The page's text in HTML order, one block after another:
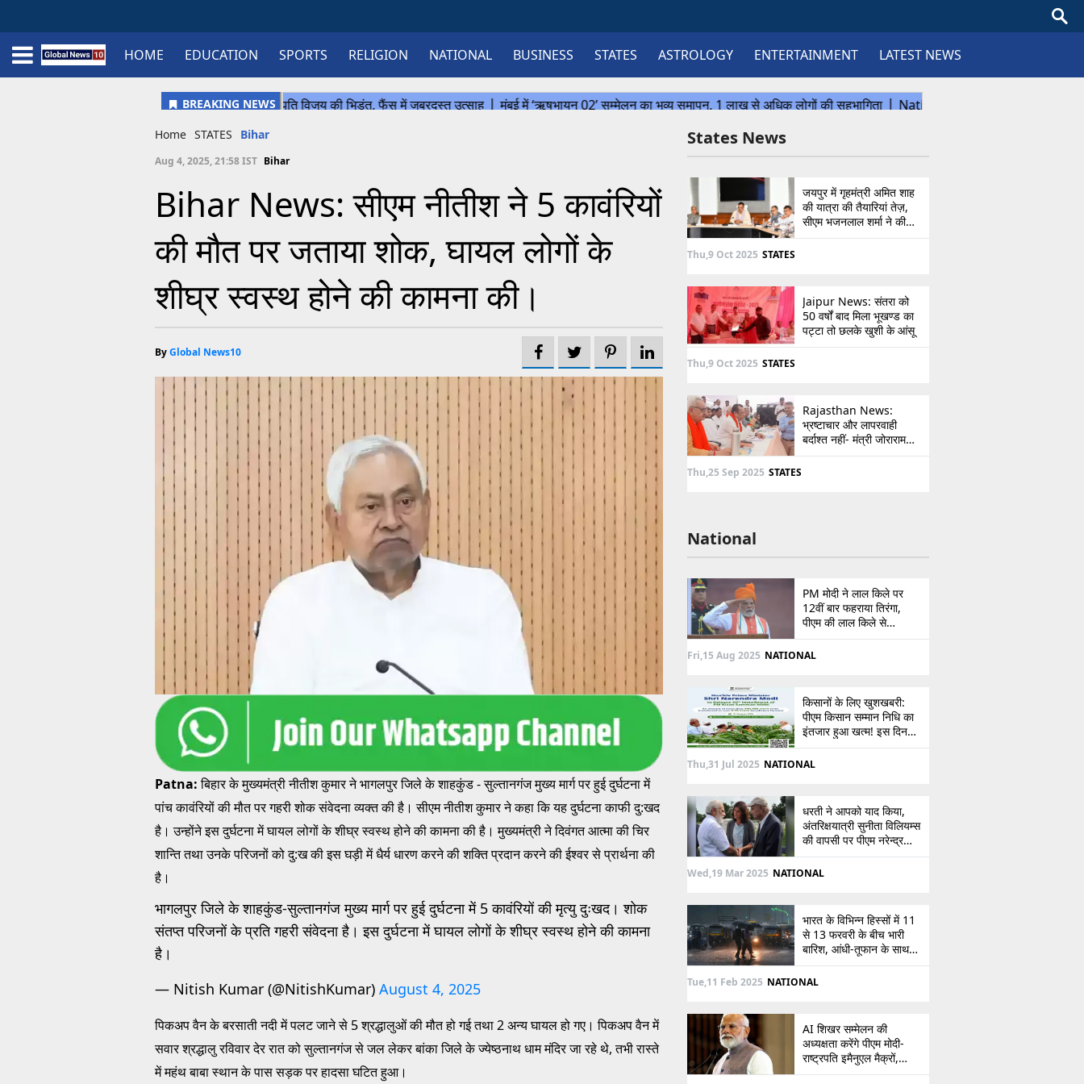
Home
Schedule
STATES
Sports
Gallery
Soccer
Upcoming Events
BPL
Fixtures
Pink Test
Look Around
Contact Us
About Us HOME EDUCATION SPORTS RELIGION NATIONAL BUSINESS STATES ASTROLOGY ENTERTAINMENT LATEST NEWS
Home STATES Bihar
Aug 4, 2025, 21:58 IST Bihar
Bihar News: सीएम नीतीश ने 5 कावंरियों
की मौत पर जताया शोक, घायल लोगों के
शीघ्र स्वस्थ होने की कामना की।
ByGlobal News10
Patna:बिहार के मुख्यमंत्री नीतीश कुमार ने भागलपुर जिले के शाहकुंड - सुल्तानगंज मुख्य मार्ग पर हुई दुर्घटना में
पांच कावंरियों की मौत पर गहरी शोक संवेदना व्यक्त की है। सीएम नीतीश कुमार ने कहा कि यह दुर्घटना काफी दु:खद
है। उन्होंने इस दुर्घटना में घायल लोगों के शीघ्र स्वस्थ होने की कामना की है। मुख्यमंत्री ने दिवंगत आत्मा की चिर
शान्ति तथा उनके परिजनों को दु:ख की इस घड़ी में धैर्य धारण करने की शक्ति प्रदान करने की ईश्वर से प्रार्थना की
है।
भागलपुर जिले के शाहकुंड-सुल्तानगंज मुख्य मार्ग पर हुई दुर्घटना में 5 कावंरियों की मृत्यु दुःखद। शोक
संतप्त परिजनों के प्रति गहरी संवेदना है। इस दुर्घटना में घायल लोगों के शीघ्र स्वस्थ होने की कामना
है।
— Nitish Kumar (@NitishKumar) August 4, 2025
पिकअप वैन के बरसाती नदी में पलट जाने से 5 श्रद्धालुओं की मौत हो गई तथा 2 अन्य घायल हो गए। पिकअप वैन में
सवार श्रद्धालु रविवार देर रात को सुल्तानगंज से जल लेकर बांका जिले के ज्येष्ठनाथ धाम मंदिर जा रहे थे, तभी रास्ते
में महंथ बाबा स्थान के पास सड़क पर हादसा घटित हुआ।
States News
जयपुर में गृहमंत्री अमित शाह
की यात्रा की तैयारियां तेज़,
सीएम भजनलाल शर्मा ने की
उच्चस्तरीय बैठक
Thu,9 Oct 2025 STATES
Jaipur News: संतरा को
50 वर्षों बाद मिला भूखण्ड का
पट्टा तो छलके खुशी के आंसू
Thu,9 Oct 2025 STATES
Rajasthan News:
भ्रष्टाचार और लापरवाही
बर्दाश्त नहीं- मंत्री जोराराम
कुमावत ने शहरी सेवा शिविर में
Thu,25 Sep 2025 STATES
National
PM मोदी ने लाल किले पर
12वीं बार फहराया तिरंगा,
पीएम की लाल किले से
पाकिस्तान को सीधी
ललकार, प्रधानमंत्री ने 103
Fri,15 Aug 2025 NATIONAL
किसानों के लिए खुशखबरी:
पीएम किसान सम्मान निधि का
इंतजार हुआ खत्म! इस दिन
खाते में आएंगे 2,000 रुपये,
देखें
Thu,31 Jul 2025 NATIONAL
धरती ने आपको याद किया,
अंतरिक्षयात्री सुनीता विलियम्स
की वापसी पर पीएम नरेन्द्र
मोदी की पोस्ट
Wed,19 Mar 2025 NATIONAL
भारत के विभिन्न हिस्सों में 11
से 13 फरवरी के बीच भारी
बारिश, आंधी-तूफान के साथ
बर्फबारी का अलर्ट
Tue,11 Feb 2025 NATIONAL
AI शिखर सम्मेलन की
अध्यक्षता करेंगे पीएम मोदी-
राष्ट्रपति इमैनुएल मैक्रों,
भारत-फ्रांस संबंधों को देंगे नई